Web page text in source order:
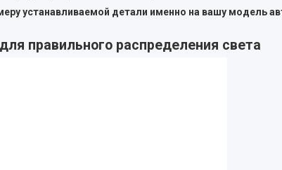
устанавливаемой детали именно на вашу модель
правильного распределения света